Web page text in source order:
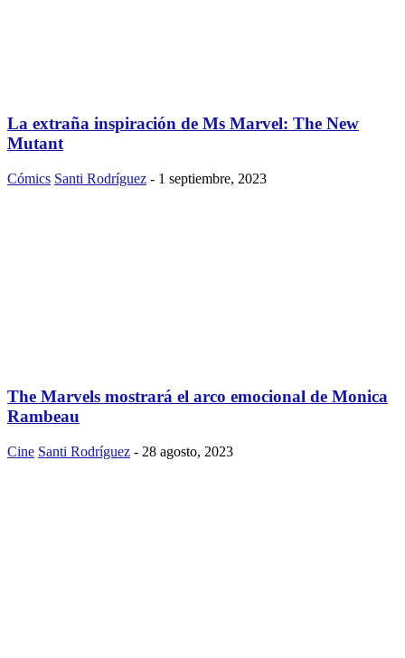
La extraña inspiración de Ms Marvel: The New
Mutant
Cómics Santi Rodríguez - 1 septiembre, 2023
The Marvels mostrará el arco emocional de Monica
Rambeau
Cine Santi Rodríguez - 28 agosto, 2023